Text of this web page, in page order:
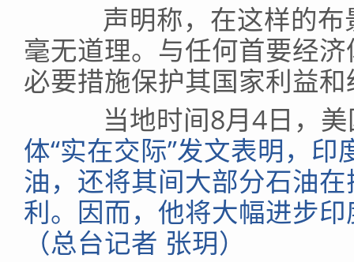
声明称，在这样的布
毫无道理。与任何首要经
必要措施保护其国家利益
当地时间8月4日，美
体“实在交际”发文表明，
油，还将其间大部分石油
利。因而，他将大幅进步
（总台记者 张玥）